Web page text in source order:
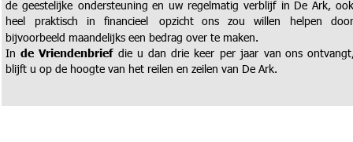
de geestelijke ondersteuning en uw regelmatig verblijf in De Ark,
heel
praktisch in financieel opzicht ons zou willen helpen
bijvoorbeeld maandelijks een bedrag over te maken.
In de Vriendenbrief die u dan drie keer per jaar van ons
blijft u op de hoogte van het reilen en zeilen van De Ark.